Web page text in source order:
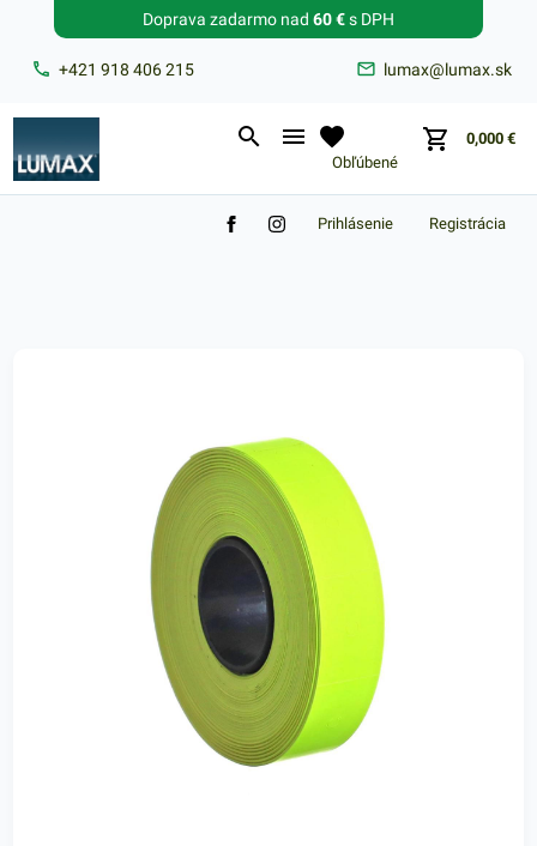
+421 918 406 215 lumax@lumax.sk
Doprava zadarmo nad 60 €s DPH
Obľúbené
0,000 €
Zabudnuté heslo?
Registrácia
Prihlásenie